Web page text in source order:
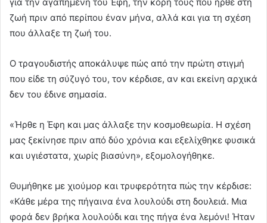
ζωή πριν από περίπου έναν μήνα, αλλά και για τη σχέση
που άλλαξε τη ζωή του.
Ο τραγουδιστής αποκάλυψε πώς από την πρώτη στιγμή
που είδε τη σύζυγό του, τον κέρδισε, αν και εκείνη αρχικά
δεν του έδινε σημασία.
«Ήρθε η Έφη και μας άλλαξε την κοσμοθεωρία. Η σχέση
μας ξεκίνησε πριν από δύο χρόνια και εξελίχθηκε φυσικά
και υγιέστατα, χωρίς βιασύνη», εξομολογήθηκε.
Θυμήθηκε με χιούμορ και τρυφερότητα πώς την κέρδισε:
«Κάθε μέρα της πήγαινα ένα λουλούδι στη δουλειά. Μια
φορά δεν βρήκα λουλούδι και της πήγα ένα λεμόνι! Ήταν